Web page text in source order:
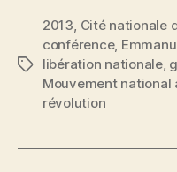
Étiquettes
2013, Cité nationale
conférence,
libération nationale,
Mouvement national
révolution